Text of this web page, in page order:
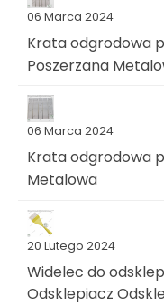
06 Marca 2024
Krata odgrodowa
Poszerzana
06 Marca 2024
Krata odgrodowa
Metalowa
20 Lutego 2024
Widelec do
Odsklepiacz